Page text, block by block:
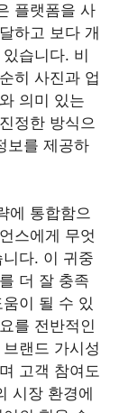
플랫폼을 사
하고 보다 개
습니다. 비
히 사진과 업
의미 있는
정한 방식으
보를 제공하
에 통합함으
스에게 무엇
다. 이 귀중
더 잘 충족
이 될 수 있
를 전반적인
랜드 가시성
고객 참여도
시장 환경에